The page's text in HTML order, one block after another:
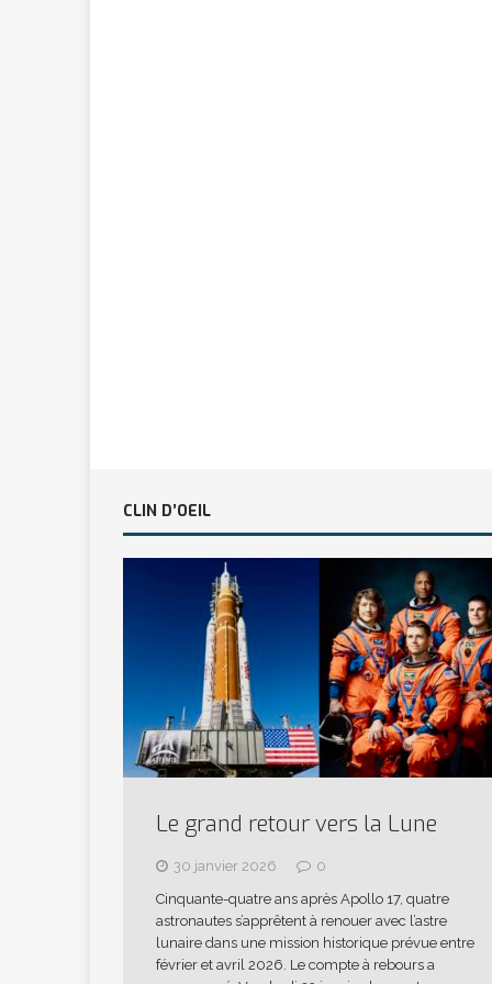
CLIN D’OEIL
Le grand retour vers la Lune
30 janvier 2026
0
Cinquante-quatre ans après Apollo 17, quatre
astronautes s’apprêtent à renouer avec l’astre
lunaire dans une mission historique prévue entre
février et avril 2026. Le compte à rebours a